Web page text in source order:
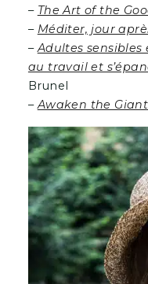
– The Art of the
– Méditer, jour
–Adultes sensibles
au travail et
Brunel
–Awaken the